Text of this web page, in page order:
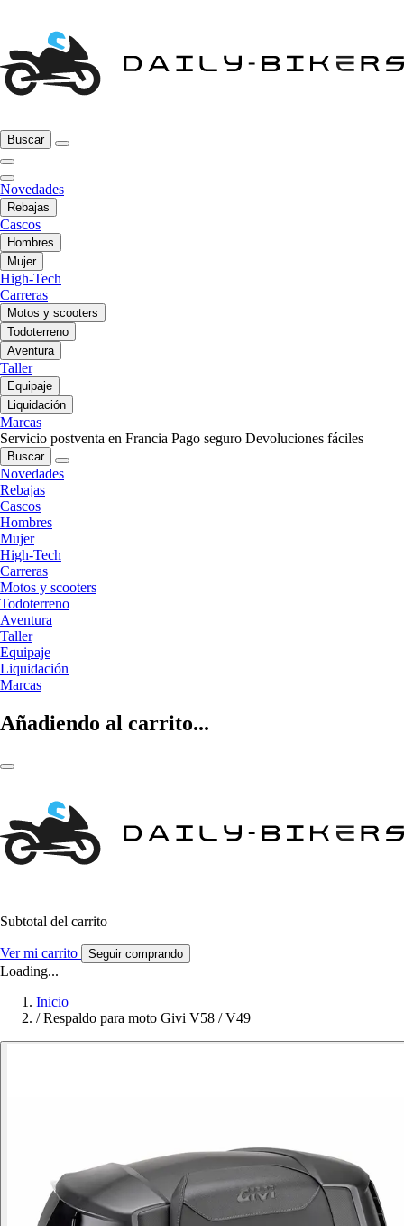
Buscar
Novedades
Rebajas
Cascos
Hombres
Mujer
High-Tech
Carreras
Motos y scooters
Todoterreno
Aventura
Taller
Equipaje
Liquidación
Marcas
Servicio postventa en Francia Pago seguro Devoluciones fáciles
Buscar
Novedades
Rebajas
Cascos
Hombres
Mujer
High-Tech
Carreras
Motos y scooters
Todoterreno
Aventura
Taller
Equipaje
Liquidación
Marcas
Añadiendo al carrito...
Subtotal del carrito
Ver mi carrito Seguir comprando
Loading...
Inicio
/ Respaldo para moto Givi V58 / V49